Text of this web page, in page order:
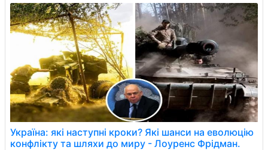
Україна: які наступні кроки? Які шанси на еволюцію
конфлікту та шляхи до миру - Лоуренс Фрідман.